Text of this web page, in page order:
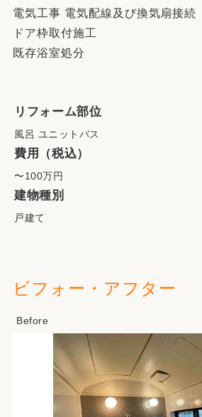
電気工事 電気配線及び換気扇接続
ドア枠取付施工
既存浴室処分
リフォーム部位
風呂 ユニットバス
費用（税込）
〜100万円
建物種別
戸建て
ビフォー・アフター